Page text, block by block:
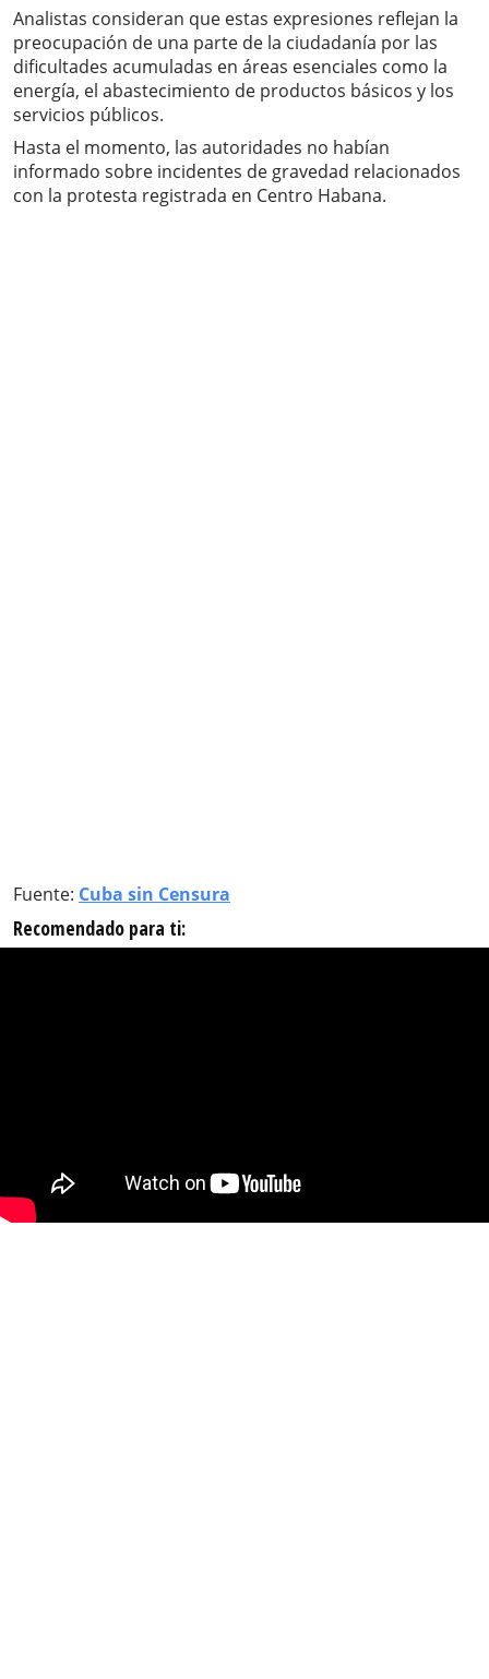
Analistas consideran que estas expresiones reflejan la
preocupación de una parte de la ciudadanía por las
dificultades acumuladas en áreas esenciales como la
energía, el abastecimiento de productos básicos y los
servicios públicos.
Hasta el momento, las autoridades no habían
informado sobre incidentes de gravedad relacionados
con la protesta registrada en Centro Habana.
Fuente: Cuba sin Censura
Recomendado para ti: